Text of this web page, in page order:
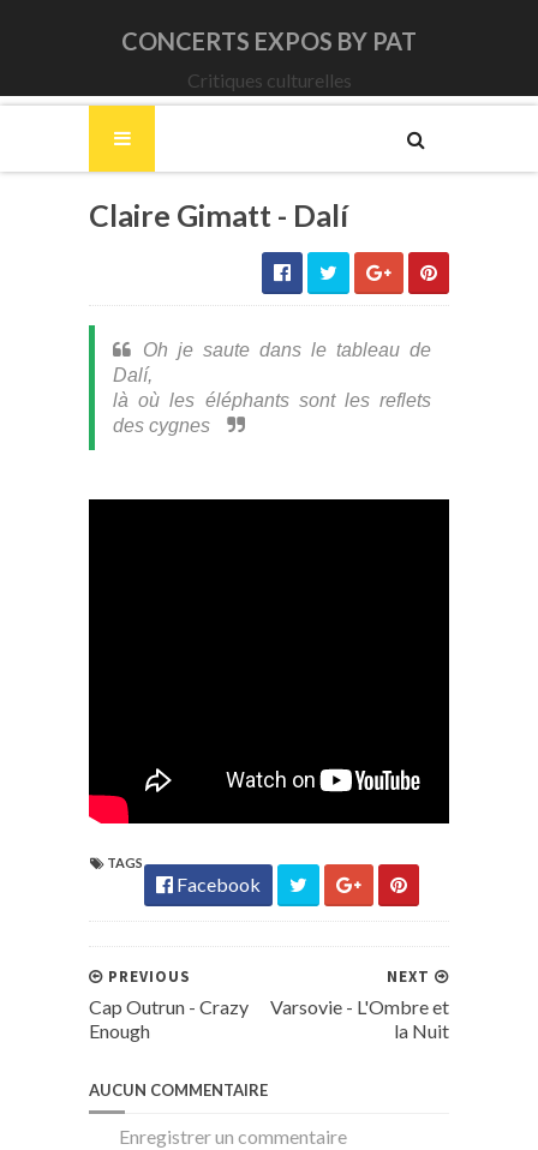
CONCERTS EXPOS BY PAT
Critiques culturelles
Claire Gimatt - Dalí
Oh je saute dans le tableau de
Dalí,
là où les éléphants sont les reflets
des cygnes
TAGS
Facebook
NEXT
Varsovie - L'Ombre et
la Nuit
PREVIOUS
Cap Outrun - Crazy
Enough
AUCUN COMMENTAIRE
Enregistrer un commentaire